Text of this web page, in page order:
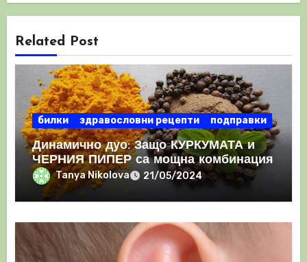
Related Post
билки здравословни рецепти подправки
Динамично дуо: Защо КУРКУМАТА и
ЧЕРНИЯ ПИПЕР са мощна комбинация
Tanya Nikolova 21/05/2024